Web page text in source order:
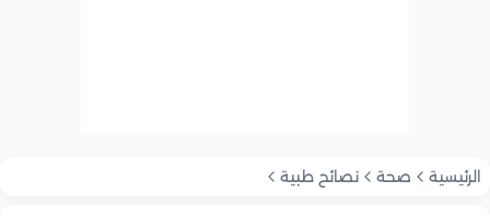
الرئيسية صحة نصائح طبية